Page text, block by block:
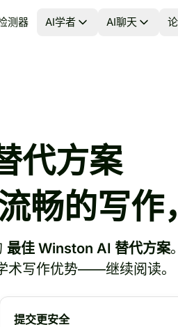
测器 AI学者 AI聊天
代方案
畅的写作
最佳 Winston AI 替代方案。
术写作优势——继续阅读。
提交更安全